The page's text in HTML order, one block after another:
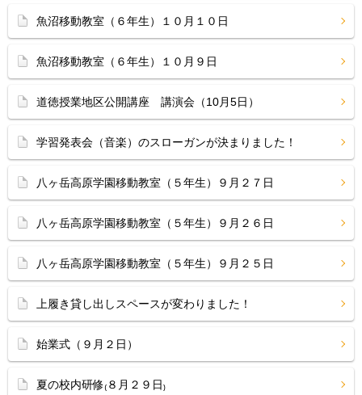
魚沼移動教室（６年生）１０月１０日
魚沼移動教室（６年生）１０月９日
道徳授業地区公開講座 講演会（10月5日）
学習発表会（音楽）のスローガンが決まりました！
八ヶ岳高原学園移動教室（５年生）９月２７日
八ヶ岳高原学園移動教室（５年生）９月２６日
八ヶ岳高原学園移動教室（５年生）９月２５日
上履き貸し出しスペースが変わりました！
始業式（９月２日）
夏の校内研修₍８月２９日₎